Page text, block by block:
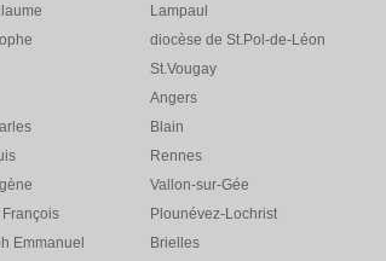
Lampaul
diocèse de St.Pol-de-Léon
St.Vougay
Angers
Blain
Rennes
Vallon-sur-Gée
Plounévez-Lochrist
Emmanuel
Brielles